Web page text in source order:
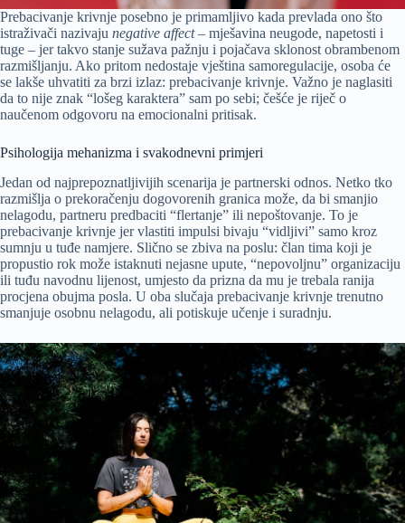
Prebacivanje krivnje posebno je primamljivo kada prevlada ono što
istraživači nazivaju negative affect– mješavina neugode, napetosti i
tuge – jer takvo stanje sužava pažnju i pojačava sklonost obrambenom
razmišljanju. Ako pritom nedostaje vještina samoregulacije, osoba će
se lakše uhvatiti za brzi izlaz: prebacivanje krivnje. Važno je naglasiti
da to nije znak “lošeg karaktera” sam po sebi; češće je riječ o
naučenom odgovoru na emocionalni pritisak.
Psihologija mehanizma i svakodnevni primjeri
Jedan od najprepoznatljivijih scenarija je partnerski odnos. Netko tko
razmišlja o prekoračenju dogovorenih granica može, da bi smanjio
nelagodu, partneru predbaciti “flertanje” ili nepoštovanje. To je
prebacivanje krivnje jer vlastiti impulsi bivaju “vidljivi” samo kroz
sumnju u tuđe namjere. Slično se zbiva na poslu: član tima koji je
propustio rok može istaknuti nejasne upute, “nepovoljnu” organizaciju
ili tuđu navodnu lijenost, umjesto da prizna da mu je trebala ranija
procjena obujma posla. U oba slučaja prebacivanje krivnje trenutno
smanjuje osobnu nelagodu, ali potiskuje učenje i suradnju.